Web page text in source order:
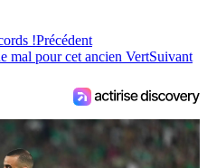
!Précédent
mal pour cet ancien VertSuivant